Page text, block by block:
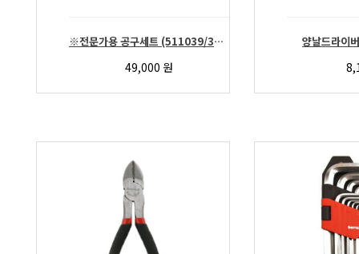
※전문가용 공구세트 (511039/39Pcs/NAVI)
49,000 원
양날드라이